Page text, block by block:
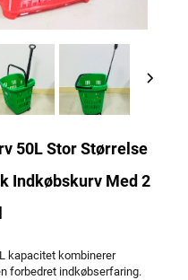
50L Stor Størrelse
Indkøbskurv Med 2
kapacitet kombinerer
forbedret indkøbserfaring.